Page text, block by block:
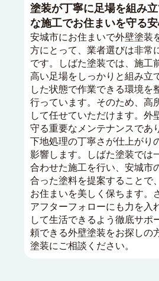
塗装が丁寧に足場を組み
な施工でお住まいを守る
安城市にお住まいで外壁塗装
方にとって、業者選びは非常
です。しばた塗装では、施工
高い足場をしっかりと組み立
した状態で作業できる環境を
行っています。そのため、高
して任せていただけます。外
守る重要なメンテナンスであ
下地処理の丁寧さが仕上がり
影響します。しばた塗装では
合わせた施工を行い、安城市
合った塗料を提案することで
お住まいを美しく保ちます。
アフターフォローにも力を入
して生活できるよう徹底サポ
頼できる外壁塗装をお探しの
塗装にご相談ください。